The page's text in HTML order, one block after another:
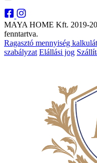
MAYA HOME Kft. 2019-
fenntartva.
Ragasztó mennyiség
szabályzat Elállási jog